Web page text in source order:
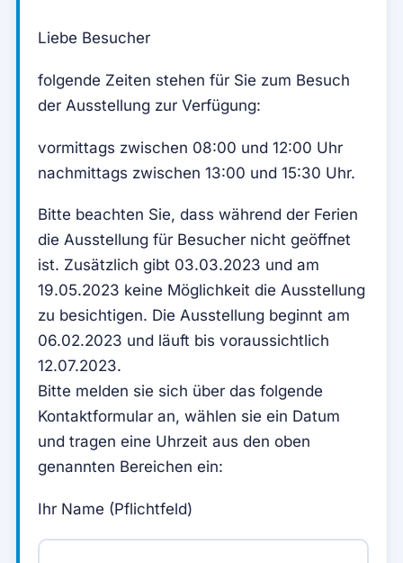
Liebe Besucher
folgende Zeiten stehen für Sie zum Besuch
der Ausstellung zur Verfügung:
vormittags zwischen 08:00 und 12:00 Uhr
nachmittags zwischen 13:00 und 15:30 Uhr.
Bitte beachten Sie, dass während der Ferien
die Ausstellung für Besucher nicht geöffnet
ist. Zusätzlich gibt 03.03.2023 und am
19.05.2023 keine Möglichkeit die Ausstellung
zu besichtigen. Die Ausstellung beginnt am
06.02.2023 und läuft bis voraussichtlich
12.07.2023.
Bitte melden sie sich über das folgende
Kontaktformular an, wählen sie ein Datum
und tragen eine Uhrzeit aus den oben
genannten Bereichen ein:
Ihr Name (Pflichtfeld)